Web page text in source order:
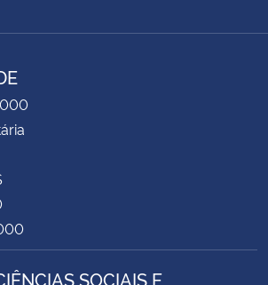
SOCIAIS E